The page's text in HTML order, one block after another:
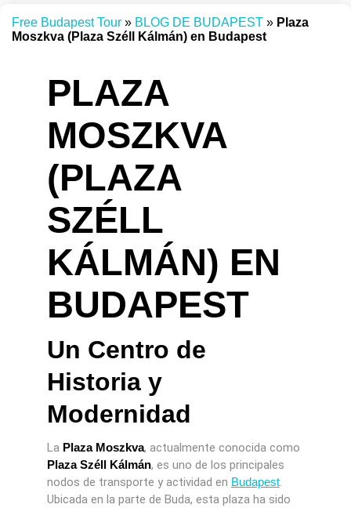
Free Budapest Tour » BLOG DE BUDAPEST » Plaza
Moszkva (Plaza Széll Kálmán) en Budapest
PLAZA
MOSZKVA
(PLAZA
SZÉLL
KÁLMÁN) EN
BUDAPEST
Un Centro de
Historia y
Modernidad
La Plaza Moszkva, actualmente conocida como
Plaza Széll Kálmán, es uno de los principales
nodos de transporte y actividad en Budapest.
Ubicada en la parte de Buda, esta plaza ha sido